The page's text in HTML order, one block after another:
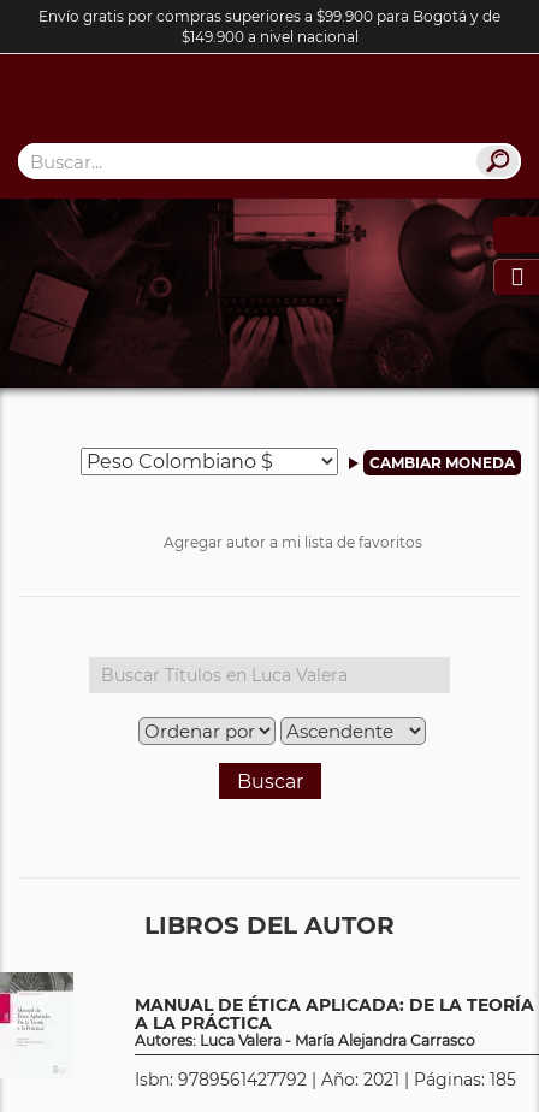
Envío gratis por compras superiores a $99.900 para Bogotá y de
$149.900 a nivel nacional

Agregar autor a mi lista de favoritos
Buscar
LIBROS DEL AUTOR
MANUAL DE ÉTICA APLICADA: DE LA TEORÍA
A LA PRÁCTICA
Autores: Luca Valera - María Alejandra Carrasco
Isbn: 9789561427792 | Año: 2021 | Páginas: 185